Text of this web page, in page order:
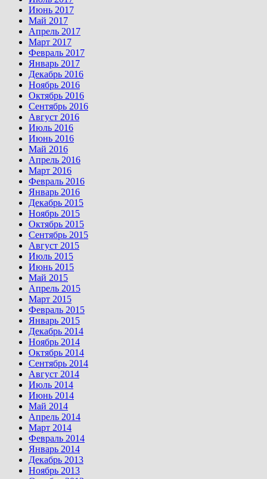
Июнь 2017
Май 2017
Апрель 2017
Март 2017
Февраль 2017
Январь 2017
Декабрь 2016
Ноябрь 2016
Октябрь 2016
Сентябрь 2016
Август 2016
Июль 2016
Июнь 2016
Май 2016
Апрель 2016
Март 2016
Февраль 2016
Январь 2016
Декабрь 2015
Ноябрь 2015
Октябрь 2015
Сентябрь 2015
Август 2015
Июль 2015
Июнь 2015
Май 2015
Апрель 2015
Март 2015
Февраль 2015
Январь 2015
Декабрь 2014
Ноябрь 2014
Октябрь 2014
Сентябрь 2014
Август 2014
Июль 2014
Июнь 2014
Май 2014
Апрель 2014
Март 2014
Февраль 2014
Январь 2014
Декабрь 2013
Ноябрь 2013